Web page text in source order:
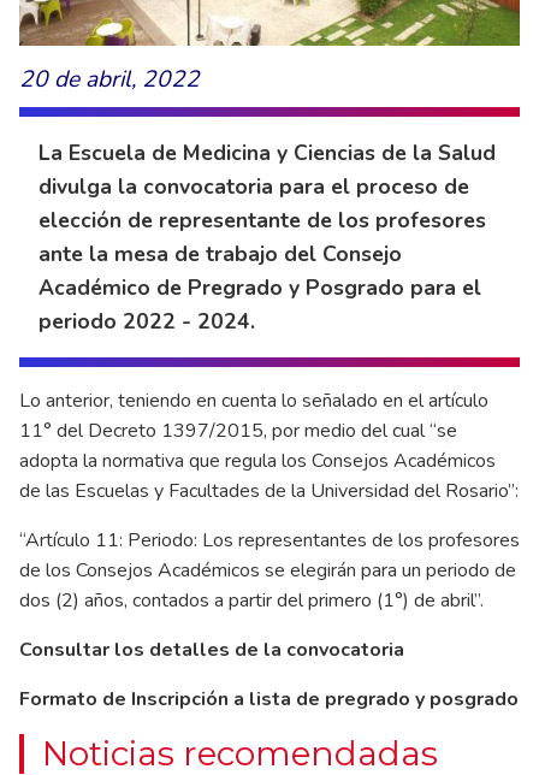
20 de abril, 2022
La Escuela de Medicina y Ciencias de la Salud
divulga la convocatoria para el proceso de
elección de representante de los profesores
ante la mesa de trabajo del Consejo
Académico de Pregrado y Posgrado para el
periodo 2022 - 2024.
Lo anterior, teniendo en cuenta lo señalado en el artículo
11° del Decreto 1397/2015, por medio del cual “se
adopta la normativa que regula los Consejos Académicos
de las Escuelas y Facultades de la Universidad del Rosario”:
“Artículo 11: Periodo: Los representantes de los profesores
de los Consejos Académicos se elegirán para un periodo de
dos (2) años, contados a partir del primero (1°) de abril”.
Consultar los detalles de la convocatoria
Formato de Inscripción a lista de pregrado y posgrado
Noticias recomendadas